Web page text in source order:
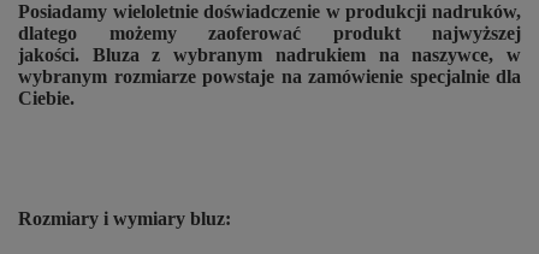
Posiadamy wieloletnie doświadczenie w produkcji nadruków,
dlatego możemy zaoferować produkt najwyższej
jakości. Bluza z wybranym nadrukiem na naszywce, w
wybranym rozmiarze powstaje na zamówienie specjalnie dla
Ciebie.
Rozmiary i wymiary bluz: